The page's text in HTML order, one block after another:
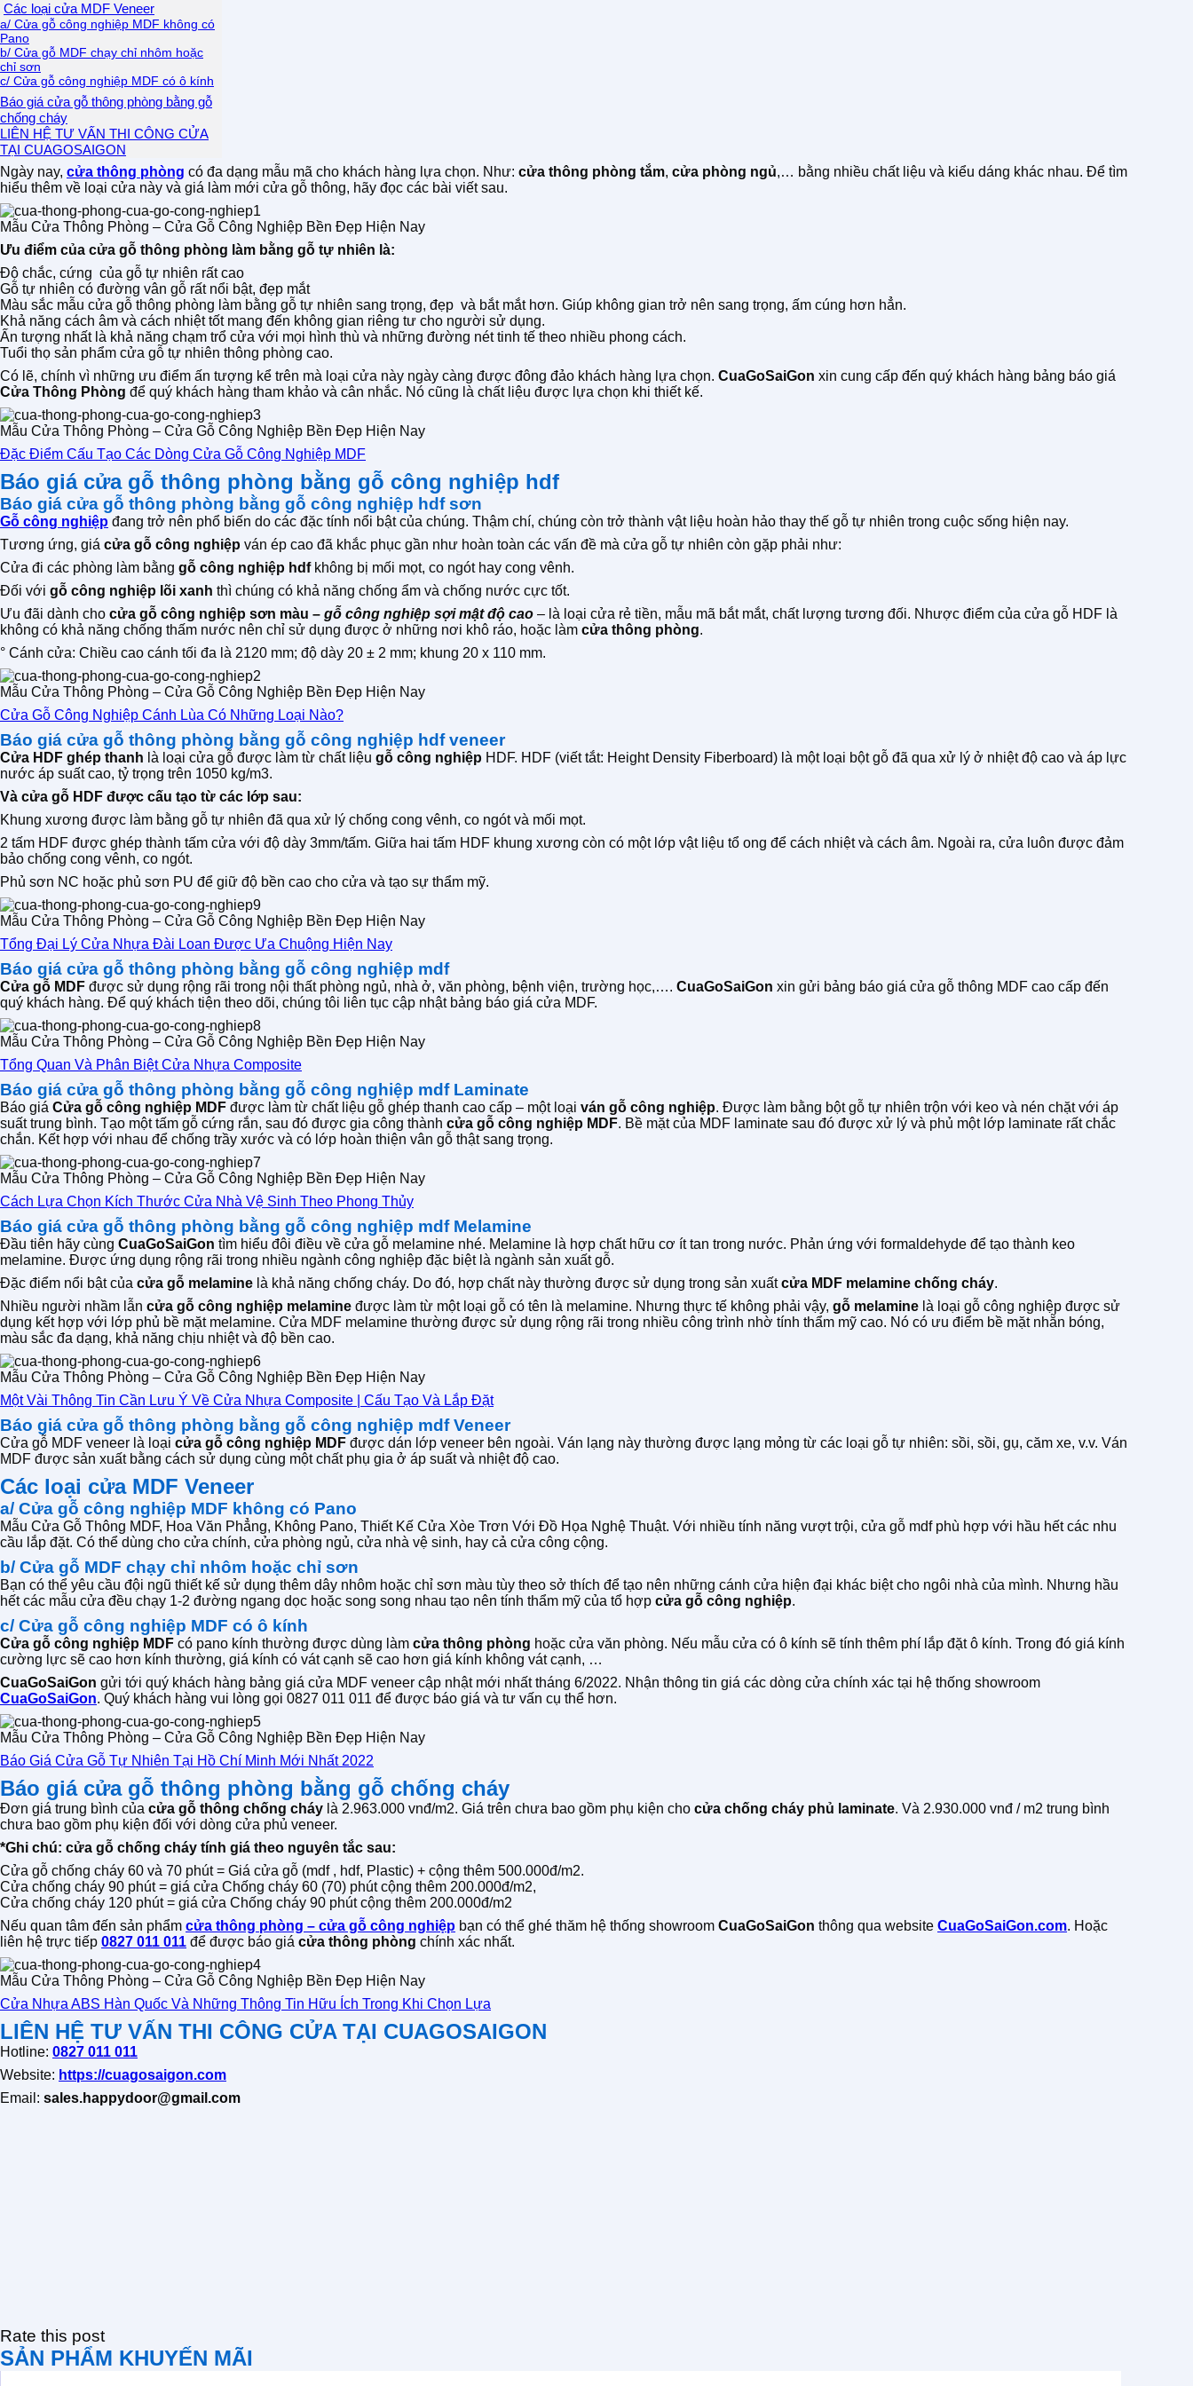
Các loại cửa MDF Veneer
a/ Cửa gỗ công nghiệp MDF không có
Pano
b/ Cửa gỗ MDF chạy chỉ nhôm hoặc
chỉ sơn
c/ Cửa gỗ công nghiệp MDF có ô kính
Báo giá cửa gỗ thông phòng bằng gỗ
chống cháy
LIÊN HỆ TƯ VẤN THI CÔNG CỬA
TẠI CUAGOSAIGON
Ngày nay, cửa thông phòng có đa dạng mẫu mã cho khách hàng lựa chọn. Như: cửa thông phòng tắm, cửa phòng ngủ,… bằng nhiều chất liệu và kiểu dáng khác nhau. Để tìm
hiểu thêm về loại cửa này và giá làm mới cửa gỗ thông, hãy đọc các bài viết sau.
Mẫu Cửa Thông Phòng – Cửa Gỗ Công Nghiệp Bền Đẹp Hiện Nay
Ưu điểm của cửa gỗ thông phòng làm bằng gỗ tự nhiên là:
Độ chắc, cứng của gỗ tự nhiên rất cao
Gỗ tự nhiên có đường vân gỗ rất nổi bật, đẹp mắt
Màu sắc mẫu cửa gỗ thông phòng làm bằng gỗ tự nhiên sang trọng, đẹp và bắt mắt hơn. Giúp không gian trở nên sang trọng, ấm cúng hơn hẳn.
Khả năng cách âm và cách nhiệt tốt mang đến không gian riêng tư cho người sử dụng.
Ấn tượng nhất là khả năng chạm trổ cửa với mọi hình thù và những đường nét tinh tế theo nhiều phong cách.
Tuổi thọ sản phẩm cửa gỗ tự nhiên thông phòng cao.
Có lẽ, chính vì những ưu điểm ấn tượng kể trên mà loại cửa này ngày càng được đông đảo khách hàng lựa chọn. CuaGoSaiGon xin cung cấp đến quý khách hàng bảng báo giá
Cửa Thông Phòng để quý khách hàng tham khảo và cân nhắc. Nó cũng là chất liệu được lựa chọn khi thiết kế.
Mẫu Cửa Thông Phòng – Cửa Gỗ Công Nghiệp Bền Đẹp Hiện Nay
Đặc Điểm Cấu Tạo Các Dòng Cửa Gỗ Công Nghiệp MDF
Báo giá cửa gỗ thông phòng bằng gỗ công nghiệp hdf
Báo giá cửa gỗ thông phòng bằng gỗ công nghiệp hdf sơn
Gỗ công nghiệp đang trở nên phổ biến do các đặc tính nổi bật của chúng. Thậm chí, chúng còn trở thành vật liệu hoàn hảo thay thế gỗ tự nhiên trong cuộc sống hiện nay.
Tương ứng, giá cửa gỗ công nghiệp ván ép cao đã khắc phục gần như hoàn toàn các vấn đề mà cửa gỗ tự nhiên còn gặp phải như:
Cửa đi các phòng làm bằng gỗ công nghiệp hdfkhông bị mối mọt, co ngót hay cong vênh.
Đối với gỗ công nghiệp lõi xanh thì chúng có khả năng chống ẩm và chống nước cực tốt.
Ưu đãi dành cho cửa gỗ công nghiệp sơn màu – gỗ công nghiệp sợi mật độ cao – là loại cửa rẻ tiền, mẫu mã bắt mắt, chất lượng tương đối. Nhược điểm của cửa gỗ HDF là
không có khả năng chống thấm nước nên chỉ sử dụng được ở những nơi khô ráo, hoặc làm cửa thông phòng.
° Cánh cửa: Chiều cao cánh tối đa là 2120 mm; độ dày 20 ± 2 mm; khung 20 x 110 mm.
Mẫu Cửa Thông Phòng – Cửa Gỗ Công Nghiệp Bền Đẹp Hiện Nay
Cửa Gỗ Công Nghiệp Cánh Lùa Có Những Loại Nào?
Báo giá cửa gỗ thông phòng bằng gỗ công nghiệp hdf veneer
Cửa HDF ghép thanh là loại cửa gỗ được làm từ chất liệu gỗ công nghiệp HDF. HDF (viết tắt: Height Density Fiberboard) là một loại bột gỗ đã qua xử lý ở nhiệt độ cao và áp lực
nước áp suất cao, tỷ trọng trên 1050 kg/m3.
Và cửa gỗ HDF được cấu tạo từ các lớp sau:
Khung xương được làm bằng gỗ tự nhiên đã qua xử lý chống cong vênh, co ngót và mối mọt.
2 tấm HDF được ghép thành tấm cửa với độ dày 3mm/tấm. Giữa hai tấm HDF khung xương còn có một lớp vật liệu tổ ong để cách nhiệt và cách âm. Ngoài ra, cửa luôn được đảm
bảo chống cong vênh, co ngót.
Phủ sơn NC hoặc phủ sơn PU để giữ độ bền cao cho cửa và tạo sự thẩm mỹ.
Mẫu Cửa Thông Phòng – Cửa Gỗ Công Nghiệp Bền Đẹp Hiện Nay
Tổng Đại Lý Cửa Nhựa Đài Loan Được Ưa Chuộng Hiện Nay
Báo giá cửa gỗ thông phòng bằng gỗ công nghiệp mdf
Cửa gỗ MDF được sử dụng rộng rãi trong nội thất phòng ngủ, nhà ở, văn phòng, bệnh viện, trường học,…. CuaGoSaiGon xin gửi bảng báo giá cửa gỗ thông MDF cao cấp đến
quý khách hàng. Để quý khách tiện theo dõi, chúng tôi liên tục cập nhật bảng báo giá cửa MDF.
Mẫu Cửa Thông Phòng – Cửa Gỗ Công Nghiệp Bền Đẹp Hiện Nay
Tổng Quan Và Phân Biệt Cửa Nhựa Composite
Báo giá cửa gỗ thông phòng bằng gỗ công nghiệp mdf Laminate
Báo giá Cửa gỗ công nghiệp MDF được làm từ chất liệu gỗ ghép thanh cao cấp – một loại ván gỗ công nghiệp. Được làm bằng bột gỗ tự nhiên trộn với keo và nén chặt với áp
suất trung bình. Tạo một tấm gỗ cứng rắn, sau đó được gia công thành cửa gỗ công nghiệp MDF. Bề mặt của MDF laminate sau đó được xử lý và phủ một lớp laminate rất chắc
chắn. Kết hợp với nhau để chống trầy xước và có lớp hoàn thiện vân gỗ thật sang trọng.
Mẫu Cửa Thông Phòng – Cửa Gỗ Công Nghiệp Bền Đẹp Hiện Nay
Cách Lựa Chọn Kích Thước Cửa Nhà Vệ Sinh Theo Phong Thủy
Báo giá cửa gỗ thông phòng bằng gỗ công nghiệp mdf Melamine
Đầu tiên hãy cùng CuaGoSaiGon tìm hiểu đôi điều về cửa gỗ melamine nhé. Melamine là hợp chất hữu cơ ít tan trong nước. Phản ứng với formaldehyde để tạo thành keo
melamine. Được ứng dụng rộng rãi trong nhiều ngành công nghiệp đặc biệt là ngành sản xuất gỗ.
Đặc điểm nổi bật của cửa gỗ melamine là khả năng chống cháy. Do đó, hợp chất này thường được sử dụng trong sản xuấtcửa MDF melamine chống cháy.
Nhiều người nhầm lẫn cửa gỗ công nghiệp melamine được làm từ một loại gỗ có tên là melamine. Nhưng thực tế không phải vậy, gỗ melamine là loại gỗ công nghiệp được sử
dụng kết hợp với lớp phủ bề mặt melamine. Cửa MDF melamine thường được sử dụng rộng rãi trong nhiều công trình nhờ tính thẩm mỹ cao. Nó có ưu điểm bề mặt nhẵn bóng,
màu sắc đa dạng, khả năng chịu nhiệt và độ bền cao.
Mẫu Cửa Thông Phòng – Cửa Gỗ Công Nghiệp Bền Đẹp Hiện Nay
Một Vài Thông Tin Cần Lưu Ý Về Cửa Nhựa Composite | Cấu Tạo Và Lắp Đặt
Báo giá cửa gỗ thông phòng bằng gỗ công nghiệp mdf Veneer
Cửa gỗ MDF veneer là loại cửa gỗ công nghiệp MDF được dán lớp veneer bên ngoài. Ván lạng này thường được lạng mỏng từ các loại gỗ tự nhiên: sồi, sồi, gụ, căm xe, v.v. Ván
MDF được sản xuất bằng cách sử dụng cùng một chất phụ gia ở áp suất và nhiệt độ cao.
Các loại cửa MDF Veneer
a/ Cửa gỗ công nghiệp MDF không có Pano
Mẫu Cửa Gỗ Thông MDF, Hoa Văn Phẳng, Không Pano, Thiết Kế Cửa Xòe Trơn Với Đồ Họa Nghệ Thuật. Với nhiều tính năng vượt trội, cửa gỗ mdf phù hợp với hầu hết các nhu
cầu lắp đặt. Có thể dùng cho cửa chính, cửa phòng ngủ, cửa nhà vệ sinh, hay cả cửa công cộng.
b/ Cửa gỗ MDF chạy chỉ nhôm hoặc chỉ sơn
Bạn có thể yêu cầu đội ngũ thiết kế sử dụng thêm dây nhôm hoặc chỉ sơn màu tùy theo sở thích để tạo nên những cánh cửa hiện đại khác biệt cho ngôi nhà của mình. Nhưng hầu
hết các mẫu cửa đều chạy 1-2 đường ngang dọc hoặc song song nhau tạo nên tính thẩm mỹ của tổ hợp cửa gỗ công nghiệp.
c/ Cửa gỗ công nghiệp MDF có ô kính
Cửa gỗ công nghiệp MDF có pano kính thường được dùng làm cửa thông phòng hoặc cửa văn phòng. Nếu mẫu cửa có ô kính sẽ tính thêm phí lắp đặt ô kính. Trong đó giá kính
cường lực sẽ cao hơn kính thường, giá kính có vát cạnh sẽ cao hơn giá kính không vát cạnh, …
CuaGoSaiGon gửi tới quý khách hàng bảng giá cửa MDF veneer cập nhật mới nhất tháng 6/2022. Nhận thông tin giá các dòng cửa chính xác tại hệ thống showroom
CuaGoSaiGon. Quý khách hàng vui lòng gọi 0827 011 011 để được báo giá và tư vấn cụ thể hơn.
Mẫu Cửa Thông Phòng – Cửa Gỗ Công Nghiệp Bền Đẹp Hiện Nay
Báo Giá Cửa Gỗ Tự Nhiên Tại Hồ Chí Minh Mới Nhất 2022
Báo giá cửa gỗ thông phòng bằng gỗ chống cháy
Đơn giá trung bình của cửa gỗ thông chống cháy là 2.963.000 vnđ/m2. Giá trên chưa bao gồm phụ kiện cho cửa chống cháy phủ laminate. Và 2.930.000 vnđ / m2 trung bình
chưa bao gồm phụ kiện đối với dòng cửa phủ veneer.
*Ghi chú: cửa gỗ chống cháy tính giá theo nguyên tắc sau:
Cửa gỗ chống cháy 60 và 70 phút = Giá cửa gỗ (mdf , hdf, Plastic) + cộng thêm 500.000đ/m2.
Cửa chống cháy 90 phút = giá cửa Chống cháy 60 (70) phút cộng thêm 200.000đ/m2,
Cửa chống cháy 120 phút = giá cửa Chống cháy 90 phút cộng thêm 200.000đ/m2
Nếu quan tâm đến sản phẩm cửa thông phòng – cửa gỗ công nghiệp bạn có thể ghé thăm hệ thống showroom CuaGoSaiGon thông qua website CuaGoSaiGon.com. Hoặc
liên hệ trực tiếp 0827 011 011 để được báo giá cửa thông phòng chính xác nhất.
Mẫu Cửa Thông Phòng – Cửa Gỗ Công Nghiệp Bền Đẹp Hiện Nay
Cửa Nhựa ABS Hàn Quốc Và Những Thông Tin Hữu Ích Trong Khi Chọn Lựa
LIÊN HỆ TƯ VẤN THI CÔNG CỬA TẠI CUAGOSAIGON
Hotline: 0827 011 011
Website: https://cuagosaigon.com
Email: sales.happydoor@gmail.com
Rate this post
SẢN PHẨM KHUYẾN MÃI